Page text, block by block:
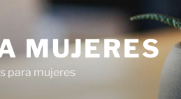
MUJERES
para mujeres